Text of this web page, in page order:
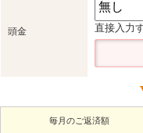
頭金 直接入力
毎月のご返済額